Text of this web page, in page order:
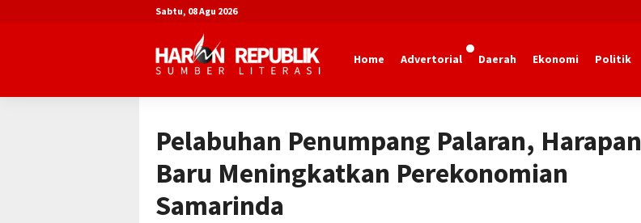
Sabtu, 08 Agu 2026
Home Advertorial Daerah Ekonomi Politik
Pelabuhan Penumpang Palaran, Harapan
Baru Meningkatkan Perekonomian
Samarinda